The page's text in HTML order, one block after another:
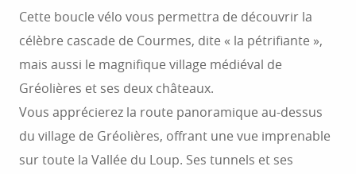
Cette boucle vélo vous permettra de découvrir la
célèbre cascade de Courmes, dite « la pétrifiante »,
mais aussi le magnifique village médiéval de
Gréolières et ses deux châteaux.
Vous apprécierez la route panoramique au-dessus
du village de Gréolières, offrant une vue imprenable
sur toute la Vallée du Loup. Ses tunnels et ses